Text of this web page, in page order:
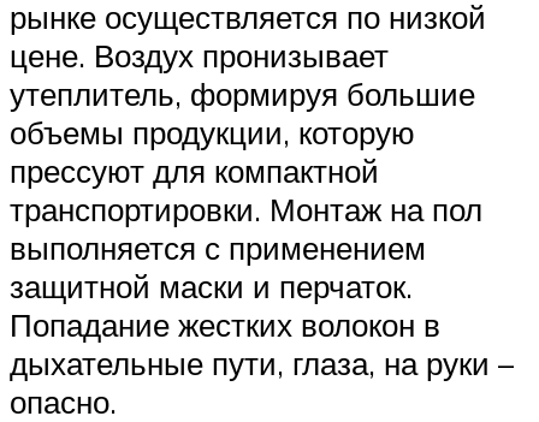
рынке осуществляется по низкой
цене. Воздух пронизывает
утеплитель, формируя большие
объемы продукции, которую
прессуют для компактной
транспортировки. Монтаж на пол
выполняется с применением
защитной маски и перчаток.
Попадание жестких волокон в
дыхательные пути, глаза, на руки –
опасно.